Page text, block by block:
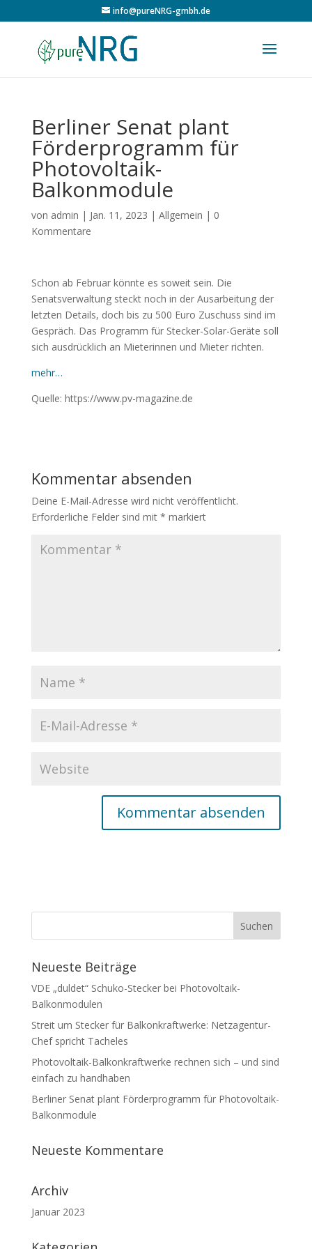
info@pureNRG-gmbh.de
Berliner Senat plant
Förderprogramm für
Photovoltaik-
Balkonmodule
von admin | Jan. 11, 2023 | Allgemein | 0
Kommentare
Schon ab Februar könnte es soweit sein. Die
Senatsverwaltung steckt noch in der Ausarbeitung der
letzten Details, doch bis zu 500 Euro Zuschuss sind im
Gespräch. Das Programm für Stecker-Solar-Geräte soll
sich ausdrücklich an Mieterinnen und Mieter richten.
mehr…
Quelle: https://www.pv-magazine.de
Kommentar absenden
Deine E-Mail-Adresse wird nicht veröffentlicht.
Erforderliche Felder sind mit * markiert
Neueste Beiträge
VDE „duldet“ Schuko-Stecker bei Photovoltaik-
Balkonmodulen
Streit um Stecker für Balkonkraftwerke: Netzagentur-
Chef spricht Tacheles
Photovoltaik-Balkonkraftwerke rechnen sich – und sind
einfach zu handhaben
Berliner Senat plant Förderprogramm für Photovoltaik-
Balkonmodule
Neueste Kommentare
Archiv
Januar 2023